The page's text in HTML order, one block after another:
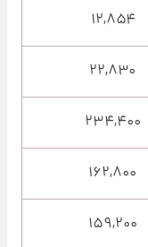
۱۲,۸۵۴
۲۲,۸۳۰
۲۳۴,۴۰۰
۱۶۲,۸۰۰
۱۵۹,۲۰۰